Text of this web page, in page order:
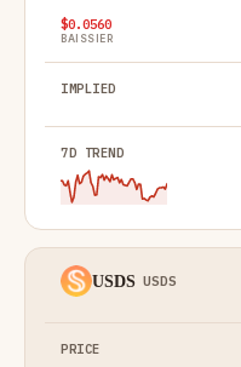
$0.0560
BAISSIER
USDS USDS